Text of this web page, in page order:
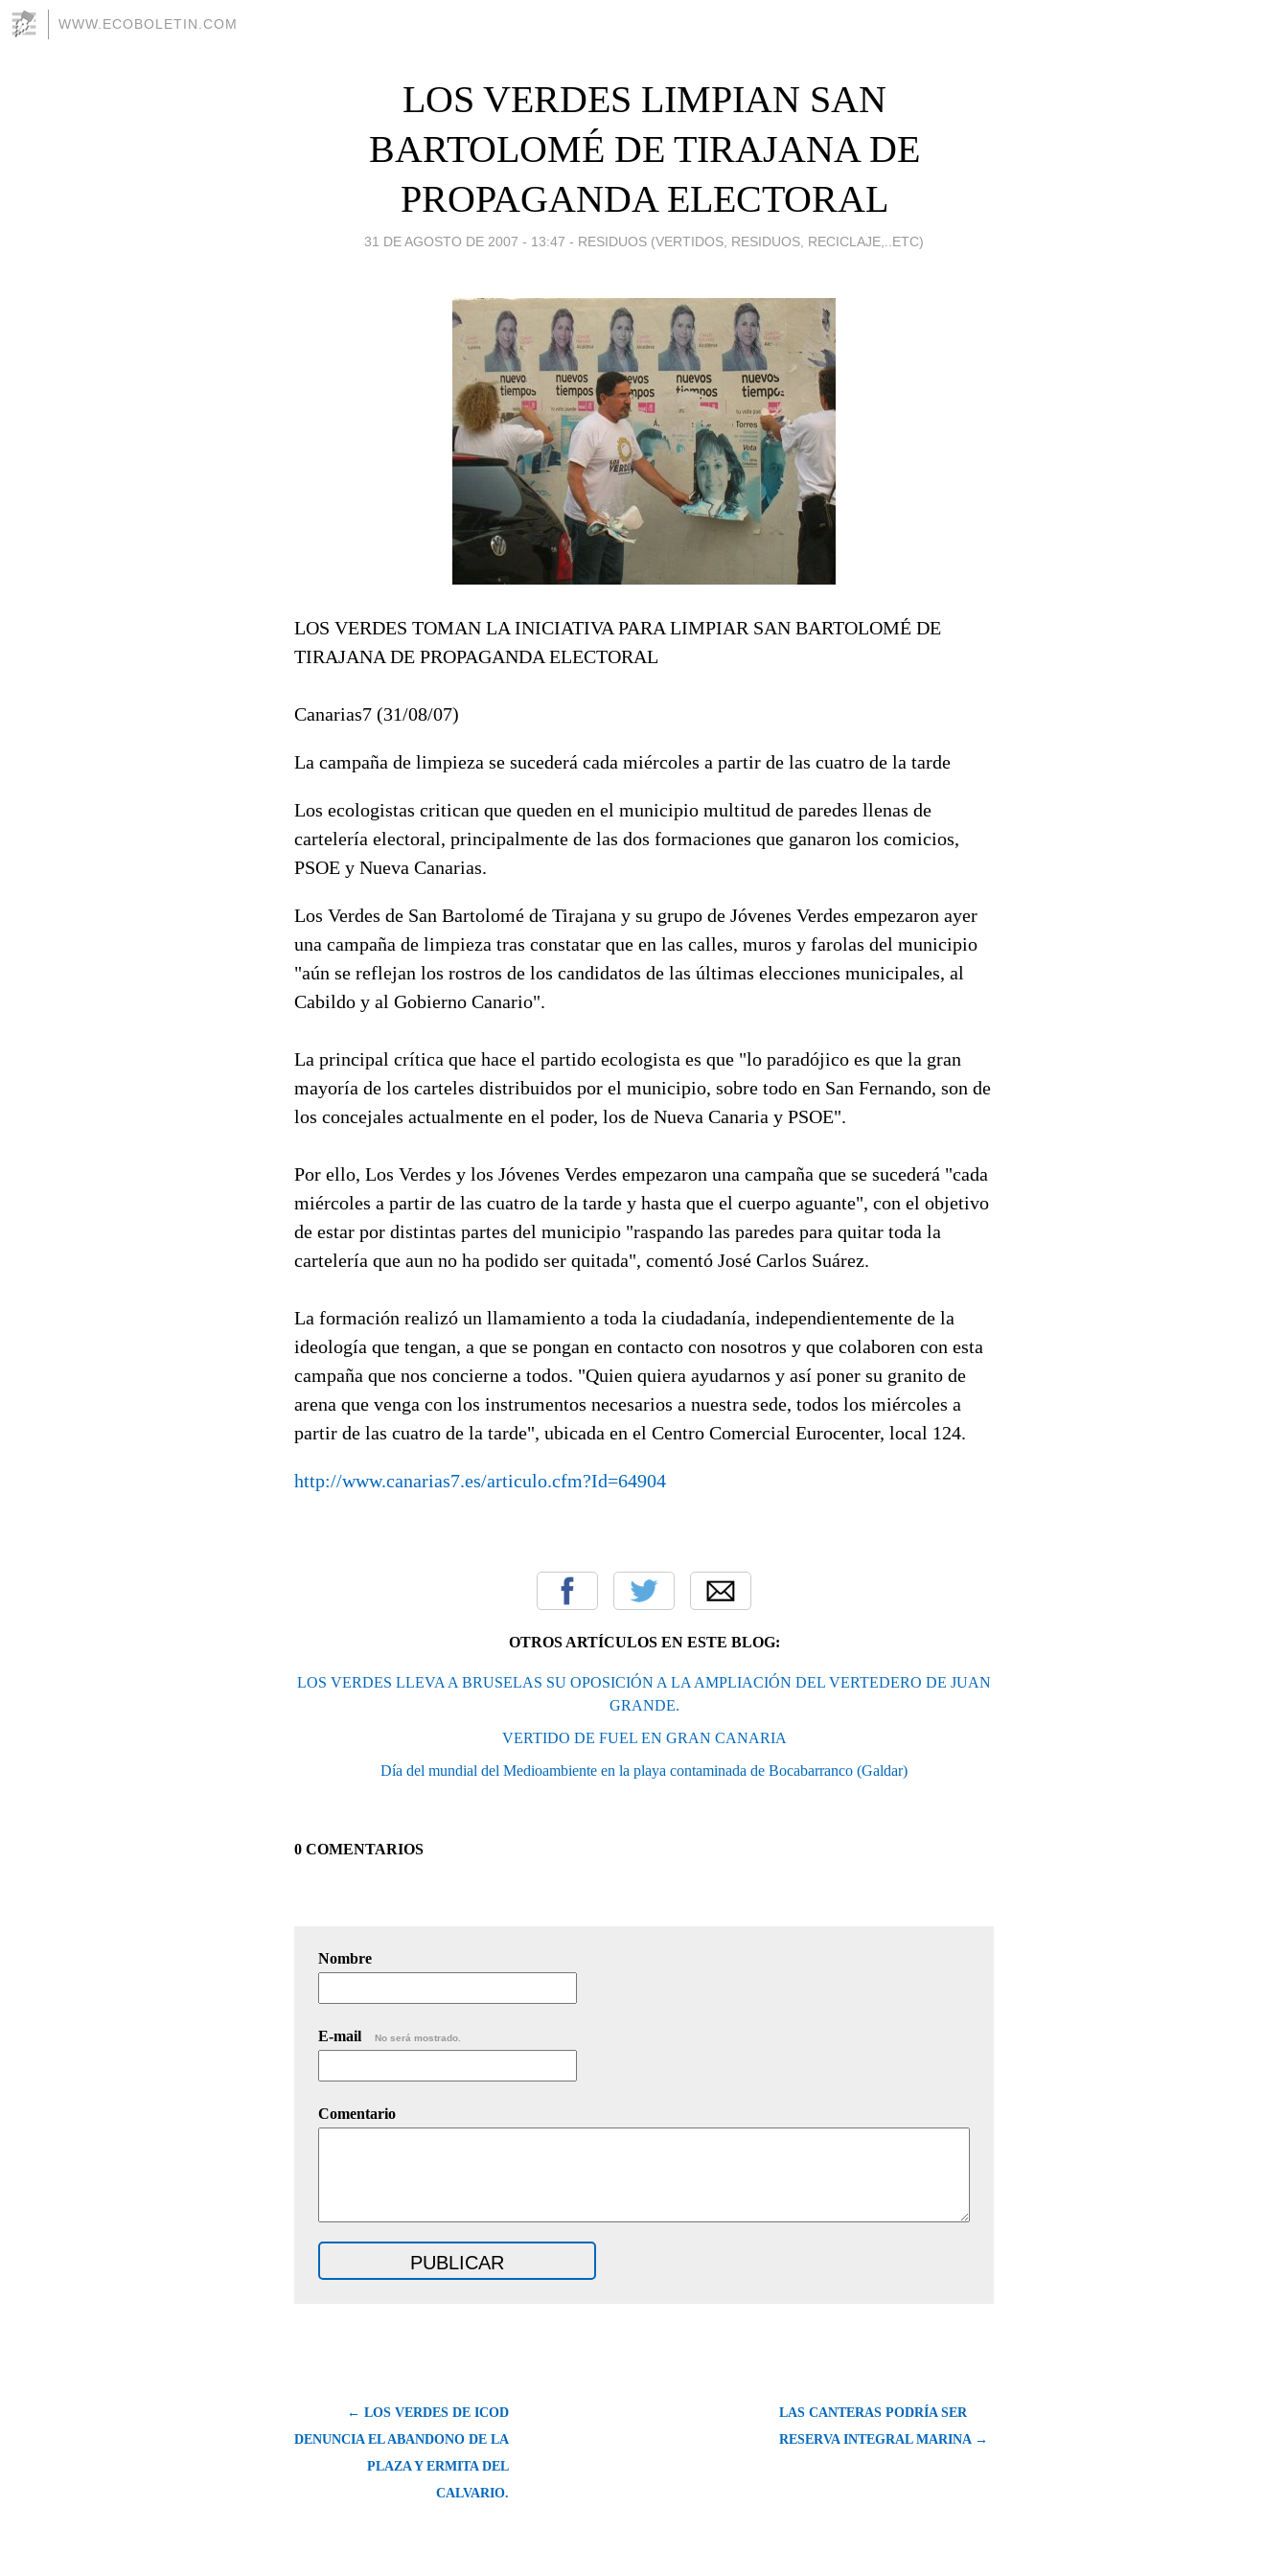
WWW.ECOBOLETIN.COM
LOS VERDES LIMPIAN SAN
BARTOLOMÉ DE TIRAJANA DE
PROPAGANDA ELECTORAL
31 DE AGOSTO DE 2007 - 13:47 - RESIDUOS (VERTIDOS, RESIDUOS, RECICLAJE,..ETC)
LOS VERDES TOMAN LA INICIATIVA PARA LIMPIAR SAN BARTOLOMÉ DE
TIRAJANA DE PROPAGANDA ELECTORAL
Canarias7 (31/08/07)
La campaña de limpieza se sucederá cada miércoles a partir de las cuatro de la tarde
Los ecologistas critican que queden en el municipio multitud de paredes llenas de
cartelería electoral, principalmente de las dos formaciones que ganaron los comicios,
PSOE y Nueva Canarias.
Los Verdes de San Bartolomé de Tirajana y su grupo de Jóvenes Verdes empezaron ayer
una campaña de limpieza tras constatar que en las calles, muros y farolas del municipio
"aún se reflejan los rostros de los candidatos de las últimas elecciones municipales, al
Cabildo y al Gobierno Canario".
La principal crítica que hace el partido ecologista es que "lo paradójico es que la gran
mayoría de los carteles distribuidos por el municipio, sobre todo en San Fernando, son de
los concejales actualmente en el poder, los de Nueva Canaria y PSOE".
Por ello, Los Verdes y los Jóvenes Verdes empezaron una campaña que se sucederá "cada
miércoles a partir de las cuatro de la tarde y hasta que el cuerpo aguante", con el objetivo
de estar por distintas partes del municipio "raspando las paredes para quitar toda la
cartelería que aun no ha podido ser quitada", comentó José Carlos Suárez.
La formación realizó un llamamiento a toda la ciudadanía, independientemente de la
ideología que tengan, a que se pongan en contacto con nosotros y que colaboren con esta
campaña que nos concierne a todos. "Quien quiera ayudarnos y así poner su granito de
arena que venga con los instrumentos necesarios a nuestra sede, todos los miércoles a
partir de las cuatro de la tarde", ubicada en el Centro Comercial Eurocenter, local 124.
http://www.canarias7.es/articulo.cfm?Id=64904
OTROS ARTÍCULOS EN ESTE BLOG:
LOS VERDES LLEVA A BRUSELAS SU OPOSICIÓN A LA AMPLIACIÓN DEL VERTEDERO DE JUAN
GRANDE.
VERTIDO DE FUEL EN GRAN CANARIA
Día del mundial del Medioambiente en la playa contaminada de Bocabarranco (Galdar)
0 COMENTARIOS
Nombre
E-mail No será mostrado.
Comentario
← LOS VERDES DE ICOD
DENUNCIA EL ABANDONO DE LA
PLAZA Y ERMITA DEL
CALVARIO.
LAS CANTERAS PODRÍA SER
RESERVA INTEGRAL MARINA →